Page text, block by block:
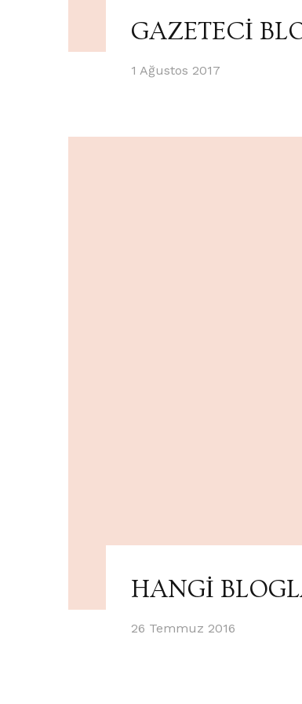
GAZETECİ
1 Ağustos 2017
HANGİ
26 Temmuz 2016